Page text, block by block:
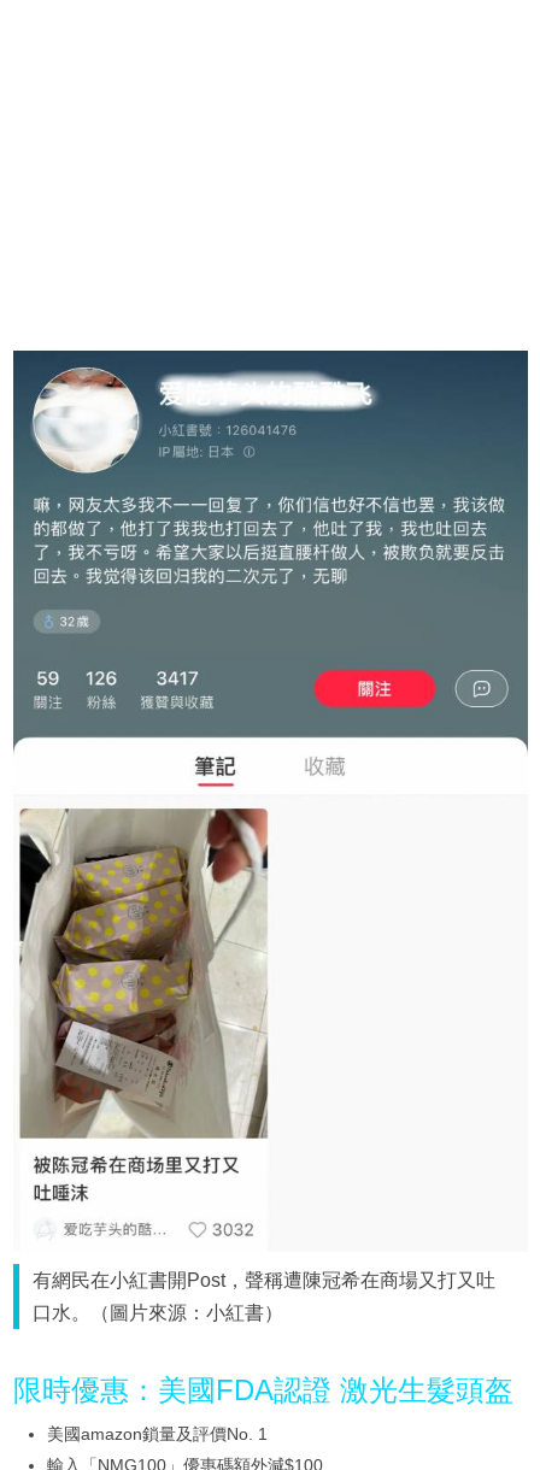
有網民在小紅書開Post，聲稱遭陳冠希在商場又打又吐
口水。（圖片來源：小紅書）
限時優惠：美國FDA認證 激光生髮頭盔
美國amazon鎖量及評價No. 1
輸入「NMG100」優惠碼額外減$100